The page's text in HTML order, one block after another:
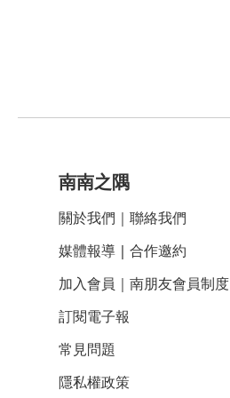
南南之隅
關於我們 聯絡我們
媒體報導 合作邀約
加入會員｜南朋友會員制度
訂閱電子報
常見問題
隱私權政策